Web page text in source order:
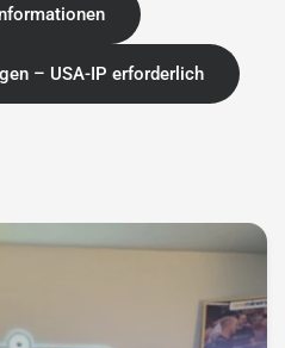
– USA-IP erforderlich